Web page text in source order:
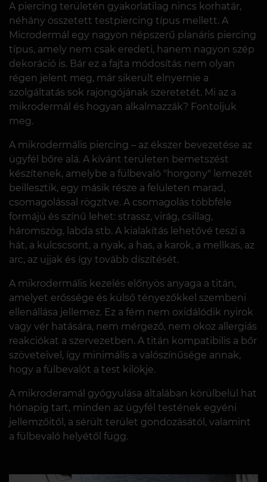
A piercing területén gyakorlatilag nincs korhatár,
néhány összetett testpiercing típus mellett. A
Microdermál egy nagyon népszerű planáris piercing
típus, amely nem csak eredeti, hanem nagyon szép
dekoráció is. Bár ez a fajta módosítás nem olyan
régen jelent meg, már sikerült elnyernie a
szolgáltatás sok rajongójának szeretetét. Mi az a
mikrodermál és hogyan alkalmazzák? Fontoljuk
meg.
A mikrodermális piercing – az ékszer bevezetése az
ügyfél bőre alá. A kívánt területen bemetszést
készítenek, amelybe a fülbevaló "horgony" lemezét
beillesztik, egy másik része a felületen marad,
csomagolással rögzítve. A csomagolás többféle
formájú és színű lehet: strassz, virág, csillag,
háromszög, labda stb. A kialakítás lehetővé teszi a
hát, a kulcscsont, a nyak, a has, a karok, a mellkas, az
arc, az ujjak és így tovább díszítését.
A mikrodermális kezelés előnyös anyaga a titán,
amelyet erőssége és külső tényezőkkel szembeni
ellenállása jellemez. Ez a fém nem oxidálódik nyirok
vagy vér hatására, nem mérgező, nem okoz allergiás
reakciókat a szervezetben. A titán kompatibilis a bőr
szöveteivel, így minimális a valószínűsége annak,
hogy a fülbevalót a test kilökje.
A mikroderamál gyógyulása általában körülbelül hat
hónapig tart, minden az ügyfél testének egyéni
jellemzőitől, a sérült terület gondozásától, valamint
a fülbevaló helyétől függ.